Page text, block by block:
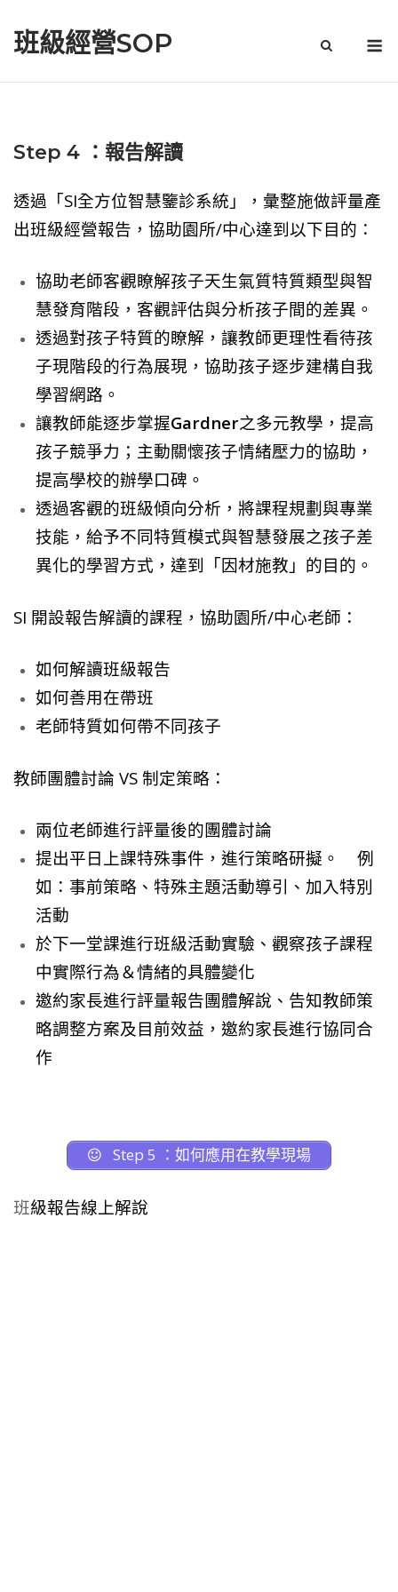
content
班級經營SOP
Step 4 ：報告解讀
透過「SI全方位智慧鑒診系統」，彙整施做評量產
出班級經營報告，協助園所/中心達到以下目的：
協助老師客觀瞭解孩子天生氣質特質類型與智
慧發育階段，客觀評估與分析孩子間的差異。
透過對孩子特質的瞭解，讓教師更理性看待孩
子現階段的行為展現，協助孩子逐步建構自我
學習網路。
讓教師能逐步掌握Gardner之多元教學，提高
孩子競爭力；主動關懷孩子情緒壓力的協助，
提高學校的辦學口碑。
透過客觀的班級傾向分析，將課程規劃與專業
技能，給予不同特質模式與智慧發展之孩子差
異化的學習方式，達到「因材施教」的目的。
SI 開設報告解讀的課程，協助園所/中心老師：
如何解讀班級報告
如何善用在帶班
老師特質如何帶不同孩子
教師團體討論 VS 制定策略：
兩位老師進行評量後的團體討論
提出平日上課特殊事件，進行策略研擬。 例
如：事前策略、特殊主題活動導引、加入特別
活動
於下一堂課進行班級活動實驗、觀察孩子課程
中實際行為＆情緒的具體變化
邀約家長進行評量報告團體解說、告知教師策
略調整方案及目前效益，邀約家長進行協同合
作
Step 5 ：如何應用在教學現場
班級報告線上解說